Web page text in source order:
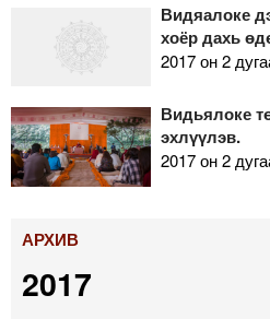
Видяалоке
хоёр дахь
2017 он 2
Видьялоке
эхлүүлэв.
2017 он 2
АРХИВ
2017